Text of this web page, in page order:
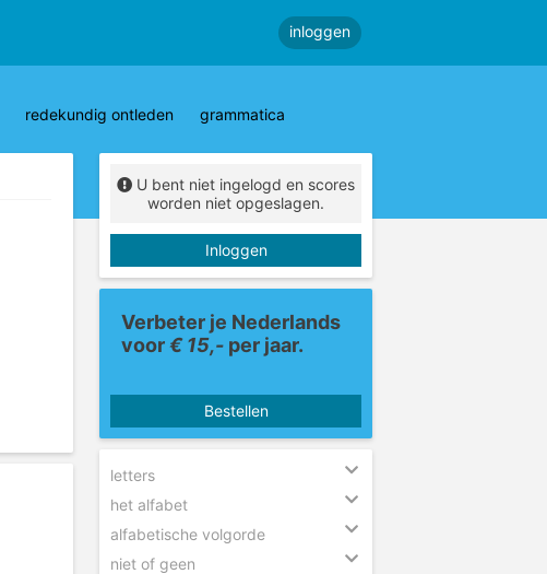
inloggen
redekundig ontleden grammatica
U bent niet ingelogd en scores
worden niet opgeslagen.
Inloggen
Verbeter je Nederlands
voor€ 15,- per jaar.
Bestellen
letters
het alfabet
alfabetische volgorde
niet of geen